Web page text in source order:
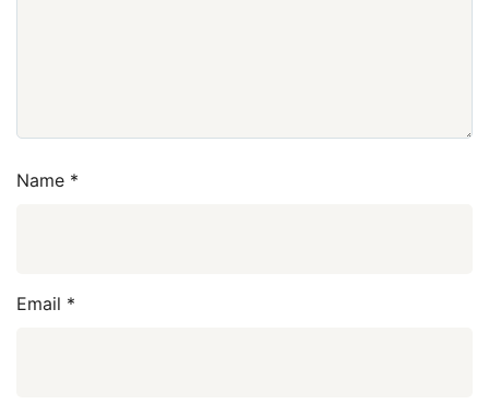
Name *
Email *